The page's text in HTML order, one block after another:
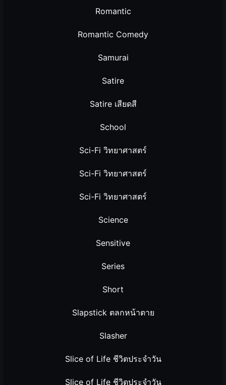
Romantic
Romantic Comedy
Samurai
Satire
Satire เสียดสี
School
Sci-Fi วิทยาศาสตร์
Sci-Fi วิทยาศาสตร์
Sci-Fi วิทยาศาสตร์
Science
Sensitive
Series
Short
Slapstick ตลกหน้าตาย
Slasher
Slice of Life ชีวิตประจำวัน
Slice of Life ชีวิตประจำวัน